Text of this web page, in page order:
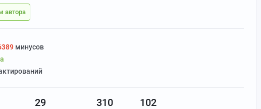
автора
минусов
29 310 102